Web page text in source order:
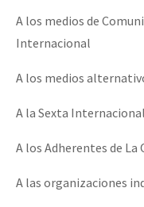
A los medios de
Internacional
A los medios
A la Sexta Internacional
A los Adherentes de La
A las organizaciones